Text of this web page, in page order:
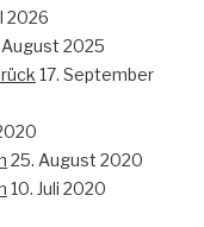
2026
August 2025
17. September
25. August 2020
10. Juli 2020